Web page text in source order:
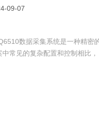
09-07
数据采集系统是一种精密
常见的复杂配置和控制相比，